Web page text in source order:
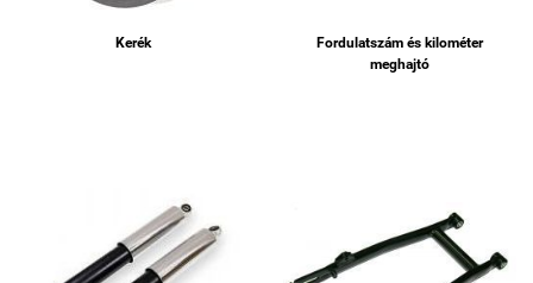
Kerék
Fordulatszám és kilométer
meghajtó